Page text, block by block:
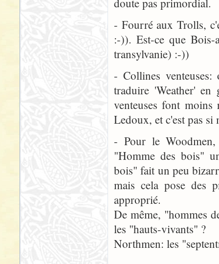
doute pas primordial.
- Fourré aux Trolls,
:-)). Est-ce que
transylvanie) :-))
- Collines
traduire 'Weather' en
venteuses font
Ledoux, et c'est pas si
- Pour le
"Homme des bois"
bois" fait un peu
mais cela pose des
approprié.
De même, "hommes
les "hauts-vivants" ?
Northmen: les